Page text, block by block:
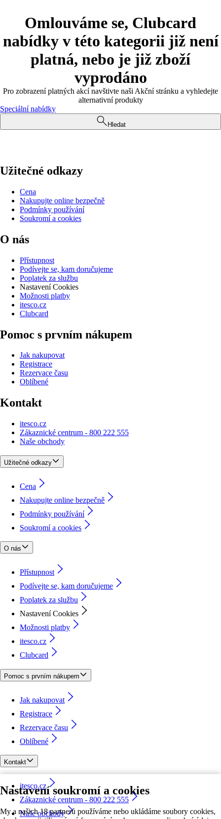
Nastavení soukromí a cookies
My a našich 18 partnerů používáme nebo ukládáme soubory cookies,
Omlouváme se, Clubcard
nabídky v této kategorii již není
platná, nebo je již zboží
vyprodáno
Pro zobrazení platných akcí navštivte naši Akční stránku a vyhledejte
alternativní produkty
Speciální nabídky
Hledat
Užitečné odkazy
Cena
Nakupujte online bezpečně
Podmínky používání
Soukromí a cookies
O nás
Přístupnost
Podívejte se, kam doručujeme
Poplatek za službu
Nastavení Cookies
Možnosti platby
itesco.cz
Clubcard
Pomoc s prvním nákupem
Jak nakupovat
Registrace
Rezervace času
Oblíbené
Kontakt
itesco.cz
Zákaznické centrum - 800 222 555
Naše obchody
Užitečné odkazy
Cena
Nakupujte online bezpečně
Podmínky používání
Soukromí a cookies
O nás
Přístupnost
Podívejte se, kam doručujeme
Poplatek za službu
Nastavení Cookies
Možnosti platby
itesco.cz
Clubcard
Pomoc s prvním nákupem
Jak nakupovat
Registrace
Rezervace času
Oblíbené
Kontakt
itesco.cz
Zákaznické centrum - 800 222 555
Naše obchody